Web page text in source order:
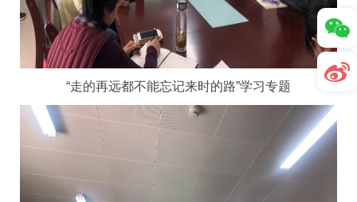
“走的再远都不能忘记来时的路”学习专题